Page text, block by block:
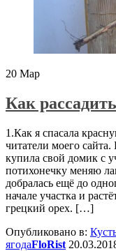
20 Мар
Как
1.Как я спасала
читатели моего сайта.
купила свой домик с
потихонечку меняю
добралась ещё до
начале участка и
грецкий орех. […]
Опубликовано в:
ягодаFloRist